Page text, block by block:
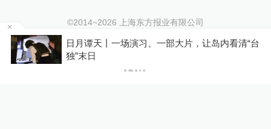
岛内看清“台
“白海豚”将影响京津冀地区，专家：本
©2014~2026 上海东方报业有限公司
沪ICP证：沪B2-20170116 | 沪ICP备14003370号
互联网新闻信息服务许可证：31120170006
沪公网安备 31010602000299号